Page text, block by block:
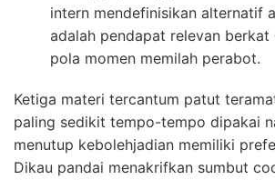
intern mendefinisikan alternatif
adalah pendapat relevan
pola momen memilah perabot.
Ketiga materi tercantum patut
paling sedikit tempo-tempo dipakai
menutup kebolehjadian memiliki
Dikau pandai menakrifkan sumbut